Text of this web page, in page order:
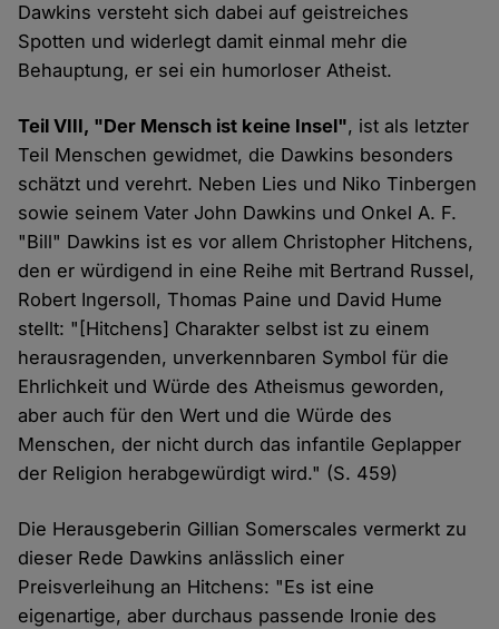
Dawkins versteht sich dabei auf geistreiches
Spotten und widerlegt damit einmal mehr die
Behauptung, er sei ein humorloser Atheist.
Teil VIII, "Der Mensch ist keine Insel", ist als letzter
Teil Menschen gewidmet, die Dawkins besonders
schätzt und verehrt. Neben Lies und Niko Tinbergen
sowie seinem Vater John Dawkins und Onkel A. F.
"Bill" Dawkins ist es vor allem Christopher Hitchens,
den er würdigend in eine Reihe mit Bertrand Russel,
Robert Ingersoll, Thomas Paine und David Hume
stellt: "[Hitchens] Charakter selbst ist zu einem
herausragenden, unverkennbaren Symbol für die
Ehrlichkeit und Würde des Atheismus geworden,
aber auch für den Wert und die Würde des
Menschen, der nicht durch das infantile Geplapper
der Religion herabgewürdigt wird." (S. 459)
Die Herausgeberin Gillian Somerscales vermerkt zu
dieser Rede Dawkins anlässlich einer
Preisverleihung an Hitchens: "Es ist eine
eigenartige, aber durchaus passende Ironie des